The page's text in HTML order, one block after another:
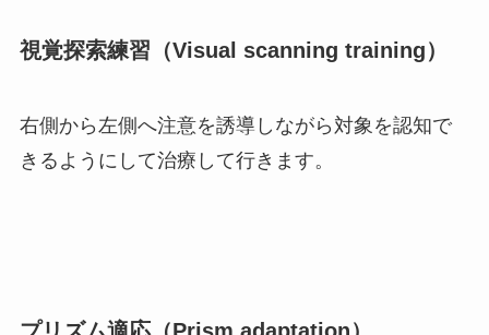
視覚探索練習（Visual scanning training）
右側から左側へ注意を誘導しながら対象を認知で
きるようにして治療して行きます。